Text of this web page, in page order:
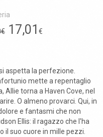
17,01 €
aspetta la perfezione.
mette a repentaglio
torna a Haven Cove, nel
O almeno provarci. Qui, in
e fantasmi che non
Ellis: il ragazzo che l'ha
il suo cuore in mille pezzi.